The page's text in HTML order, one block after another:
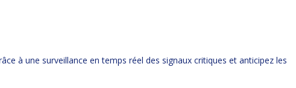
à une surveillance en temps réel des signaux critiques et anticipez les